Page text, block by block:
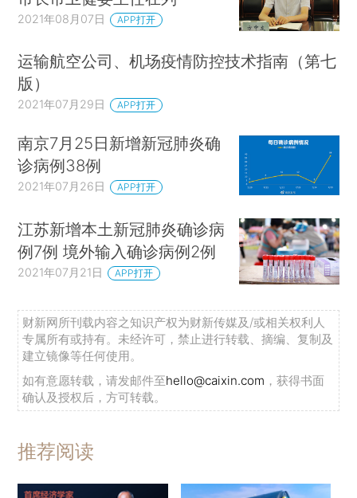
2021年08月07日 APP打开
运输航空公司、机场疫情防控技术指南（第七
版）
2021年07月29日 APP打开
南京7月25日新增新冠肺炎确
诊病例38例
2021年07月26日 APP打开
江苏新增本土新冠肺炎确诊病
例7例 境外输入确诊病例2例
2021年07月21日 APP打开
财新网所刊载内容之知识产权为财新传媒及/或相关权利人
专属所有或持有。未经许可，禁止进行转载、摘编、复制及
建立镜像等任何使用。
如有意愿转载，请发邮件至hello@caixin.com ，获得书面
确认及授权后，方可转载。
推荐阅读